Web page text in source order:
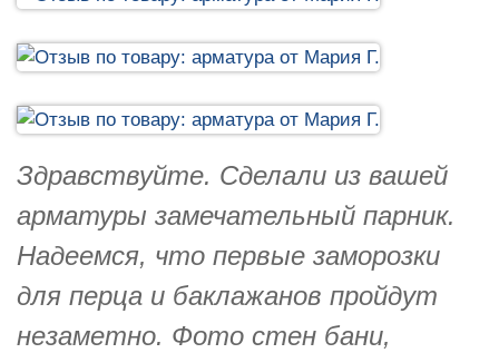
Здравствуйте. Сделали из вашей
арматуры замечательный парник.
Надеемся, что первые заморозки
для перца и баклажанов пройдут
незаметно. Фото стен бани,